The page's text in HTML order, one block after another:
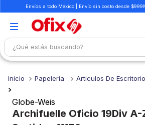
Envíos a todo México | Envío sin costo desde
¿Qué estás buscando?
Papelería Articulos De Escritorio
Globe-Weis
Archifuelle Oficio 19Div A-
1.
mochilas
2.
libretas
3.
cuaderno